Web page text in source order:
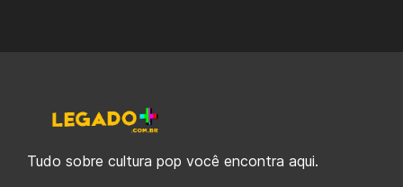
Tudo sobre cultura pop você encontra aqui.